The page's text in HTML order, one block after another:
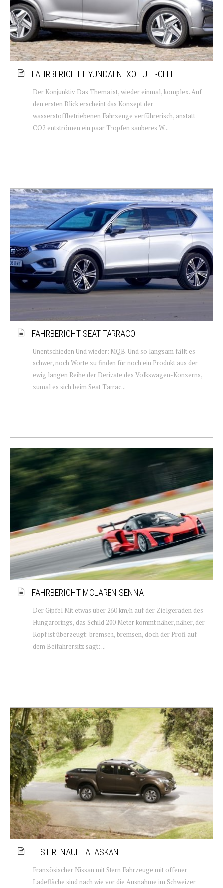
FAHRBERICHT HYUNDAI NEXO FUEL-CELL
Der Konjunktiv Das Thema ist, wieder einmal, komplex. Auf
den ersten Blick erscheint das Konzept der
wasserstoffbetriebenen Fahrzeuge verführerisch, anstatt
CO2 entströmen ein paar Tropfen sauberes W...
FAHRBERICHT SEAT TARRACO
Unentschieden Und wieder: MQB. Und so langsam fällt es
schwer, noch Worte zu finden für noch ein Produkt aus der
ewig langen Reihe der Derivate des Volkswagen-Konzerns,
zumal es sich beim Seat Tarrac...
FAHRBERICHT MCLAREN SENNA
Der Gipfel Mit etwas über 260 km/h auf der Zielgeraden des
Hungarorings, das Schild 200 Meter kommt näher, näher, der
Kopf ist überzeugt: bremsen, bremsen, doch der Profi auf
dem Beifahrersitz sagt: ...
TEST RENAULT ALASKAN
Französischer Nissan mit Stern Fahrzeuge mit offener
Ladefläche sind nach wie vor die Ausnahme im Schweizer